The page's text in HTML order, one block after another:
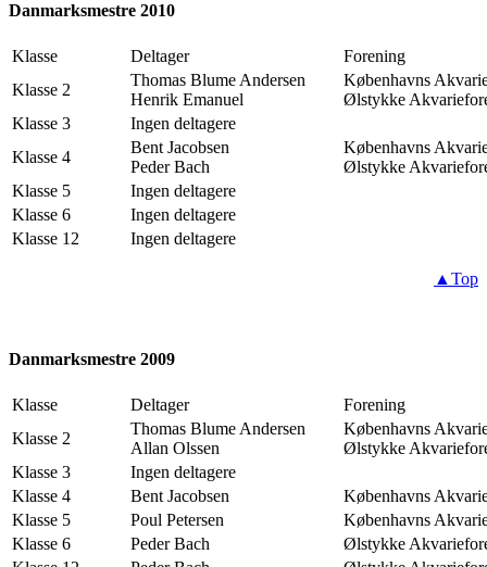
Danmarksmestre 2010
Klasse Deltager
Forening
Klasse 2
Thomas Blume Andersen
Henrik Emanuel
Københavns
Ølstykke
Klasse 3
Ingen deltagere
Klasse 4
Bent Jacobsen
Peder Bach
Københavns
Ølstykke
Klasse 5
Ingen deltagere
Klasse 6
Ingen deltagere
Klasse 12
Ingen deltagere
▲Top
Danmarksmestre 2009
Klasse Deltager
Forening
Klasse 2
Thomas Blume Andersen
Allan Olssen
Københavns
Ølstykke
Klasse 3
Ingen deltagere
Klasse 4
Bent Jacobsen
Københavns
Klasse 5
Poul Petersen
Københavns
Klasse 6
Peder Bach
Ølstykke